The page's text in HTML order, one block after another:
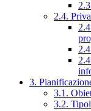
2.4.
3.
3.1.
3.2.